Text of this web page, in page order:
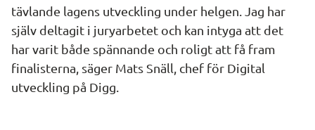
tävlande lagens utveckling under helgen. Jag har
själv deltagit i juryarbetet och kan intyga att det
har varit både spännande och roligt att få fram
finalisterna, säger Mats Snäll, chef för Digital
utveckling på Digg.